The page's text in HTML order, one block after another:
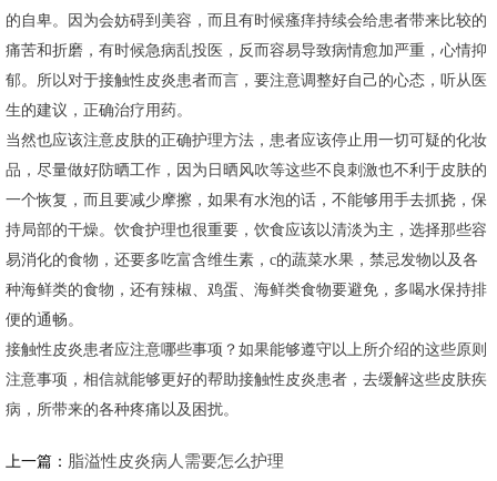
的自卑。因为会妨碍到美容，而且有时候瘙痒持续会给患者带来比较的
痛苦和折磨，有时候急病乱投医，反而容易导致病情愈加严重，心情抑
郁。所以对于接触性皮炎患者而言，要注意调整好自己的心态，听从医
生的建议，正确治疗用药。
当然也应该注意皮肤的正确护理方法，患者应该停止用一切可疑的化妆
品，尽量做好防晒工作，因为日晒风吹等这些不良刺激也不利于皮肤的
一个恢复，而且要减少摩擦，如果有水泡的话，不能够用手去抓挠，保
持局部的干燥。饮食护理也很重要，饮食应该以清淡为主，选择那些容
易消化的食物，还要多吃富含维生素，c的蔬菜水果，禁忌发物以及各
种海鲜类的食物，还有辣椒、鸡蛋、海鲜类食物要避免，多喝水保持排
便的通畅。
接触性皮炎患者应注意哪些事项？如果能够遵守以上所介绍的这些原则
注意事项，相信就能够更好的帮助接触性皮炎患者，去缓解这些皮肤疾
病，所带来的各种疼痛以及困扰。
上一篇： 脂溢性皮炎病人需要怎么护理